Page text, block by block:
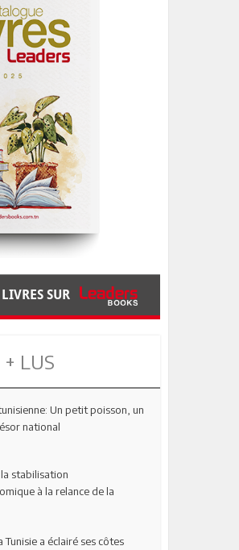
SUR
+ LUS
Un petit poisson, un
national
la stabilisation
à la relance de la
Tunisie a éclairé ses côtes